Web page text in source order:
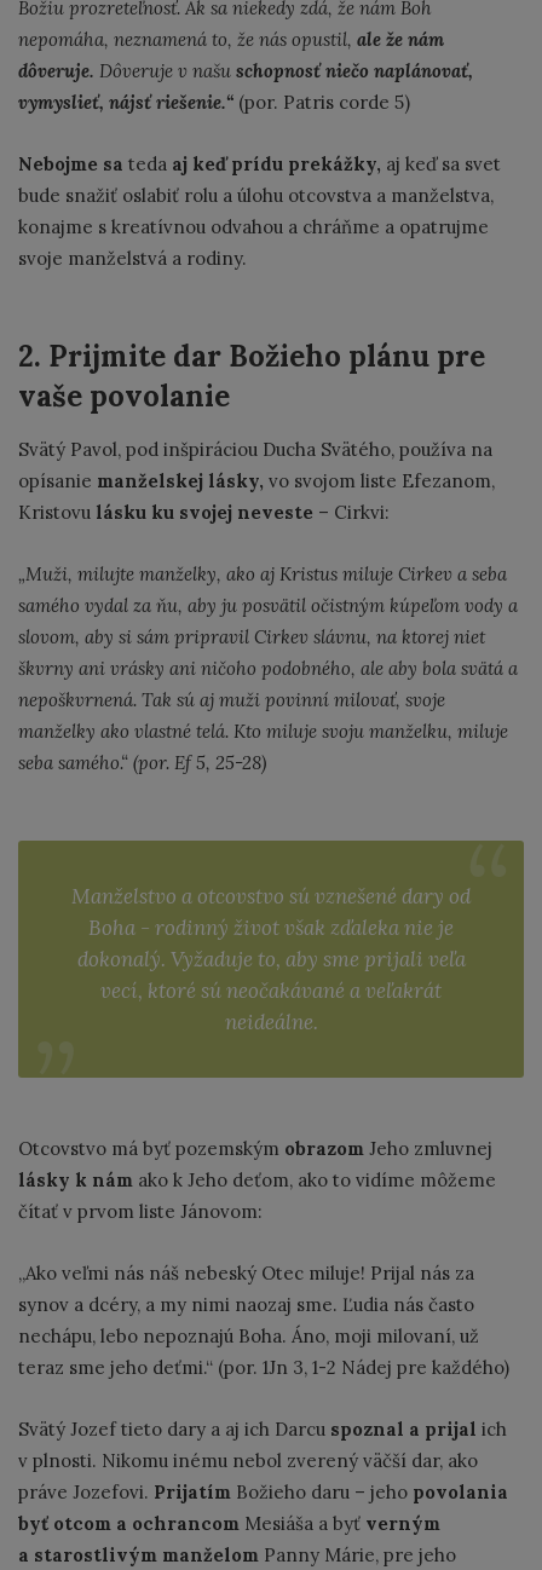
Božiu prozreteľnosť. Ak sa niekedy zdá, že nám Boh
nepomáha, neznamená to, že nás opustil, ale že nám
dôveruje. Dôveruje v našu schopnosť niečo naplánovať,
vymyslieť, nájsť riešenie.“ (por. Patris corde 5)
Nebojme sa teda aj keď prídu prekážky, aj keď sa svet
bude snažiť oslabiť rolu a úlohu otcovstva a manželstva,
konajme s kreatívnou odvahou a chráňme a opatrujme
svoje manželstvá a rodiny.
2. Prijmite dar Božieho plánu pre
vaše povolanie
Svätý Pavol, pod inšpiráciou Ducha Svätého, používa na
opísanie manželskej lásky, vo svojom liste Efezanom,
Kristovu lásku ku svojej neveste – Cirkvi:
„Muži, milujte manželky, ako aj Kristus miluje Cirkev a seba
samého vydal za ňu, aby ju posvätil očistným kúpeľom vody a
slovom, aby si sám pripravil Cirkev slávnu, na ktorej niet
škvrny ani vrásky ani ničoho podobného, ale aby bola svätá a
nepoškvrnená. Tak sú aj muži povinní milovať, svoje
manželky ako vlastné telá. Kto miluje svoju manželku, miluje
seba samého.“ (por. Ef 5, 25-28)
Manželstvo a otcovstvo sú vznešené dary od
Boha - rodinný život však zďaleka nie je
dokonalý. Vyžaduje to, aby sme prijali veľa
vecí, ktoré sú neočakávané a veľakrát
neideálne.
Otcovstvo má byť pozemským obrazom Jeho zmluvnej
lásky k nám ako k Jeho deťom, ako to vidíme môžeme
čítať v prvom liste Jánovom:
„Ako veľmi nás náš nebeský Otec miluje! Prijal nás za
synov a dcéry, a my nimi naozaj sme. Ľudia nás často
nechápu, lebo nepoznajú Boha. Áno, moji milovaní, už
teraz sme jeho deťmi.“ (por. 1Jn 3, 1-2 Nádej pre každého)
Svätý Jozef tieto dary a aj ich Darcu spoznal a prijal ich
v plnosti. Nikomu inému nebol zverený väčší dar, ako
práve Jozefovi. Prijatím Božieho daru – jeho povolania
byť otcom a ochrancom Mesiáša a byť verným
a starostlivým manželom Panny Márie, pre jeho